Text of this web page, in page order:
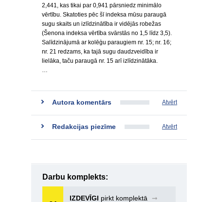
2,441, kas tikai par 0,941 pārsniedz minimālo
vērtību. Skatoties pēc šī indeksa mūsu paraugā
sugu skaits un izlīdzinātība ir vidējās robežas
(Šenona indeksa vērtība svārstās no 1,5 līdz 3,5).
Salīdzinājumā ar kolēģu paraugiem nr. 15; nr. 16;
nr. 21 redzams, ka tajā sugu daudzveidība ir
lielāka, taču paraugā nr. 15 arī izlīdzinātāka.
…
Autora komentārs Atvērt
Redakcijas piezīme Atvērt
Darbu komplekts:
IZDEVĪGI pirkt komplektā
➞